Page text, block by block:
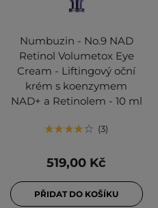
Numbuzin - No.9 NAD
Retinol Volumetox Eye
Cream - Liftingový oční
krém s koenzymem
NAD+ a Retinolem - 10 ml
3
519,00 Kč
PŘIDAT DO KOŠÍKU